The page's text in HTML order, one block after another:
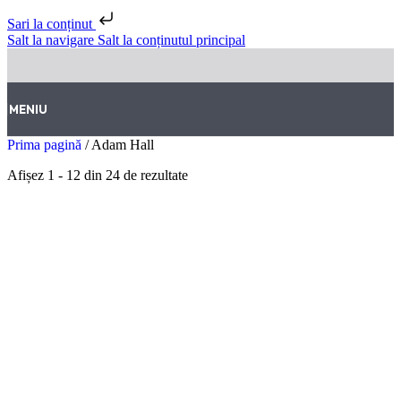
Sari la conținut
Salt la navigare Salt la conținutul principal
MENIU
Prima pagină / Adam Hall
Afișez 1 - 12 din 24 de rezultate